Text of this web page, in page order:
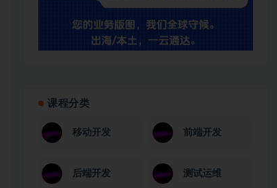
课程分类
移动开发 前端开发
后端开发 测试运维